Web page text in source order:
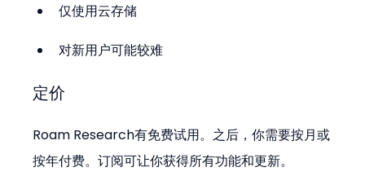
仅使用云存储
对新用户可能较难
定价
Roam Research有免费试用。之后，你需要按月或
按年付费。订阅可让你获得所有功能和更新。